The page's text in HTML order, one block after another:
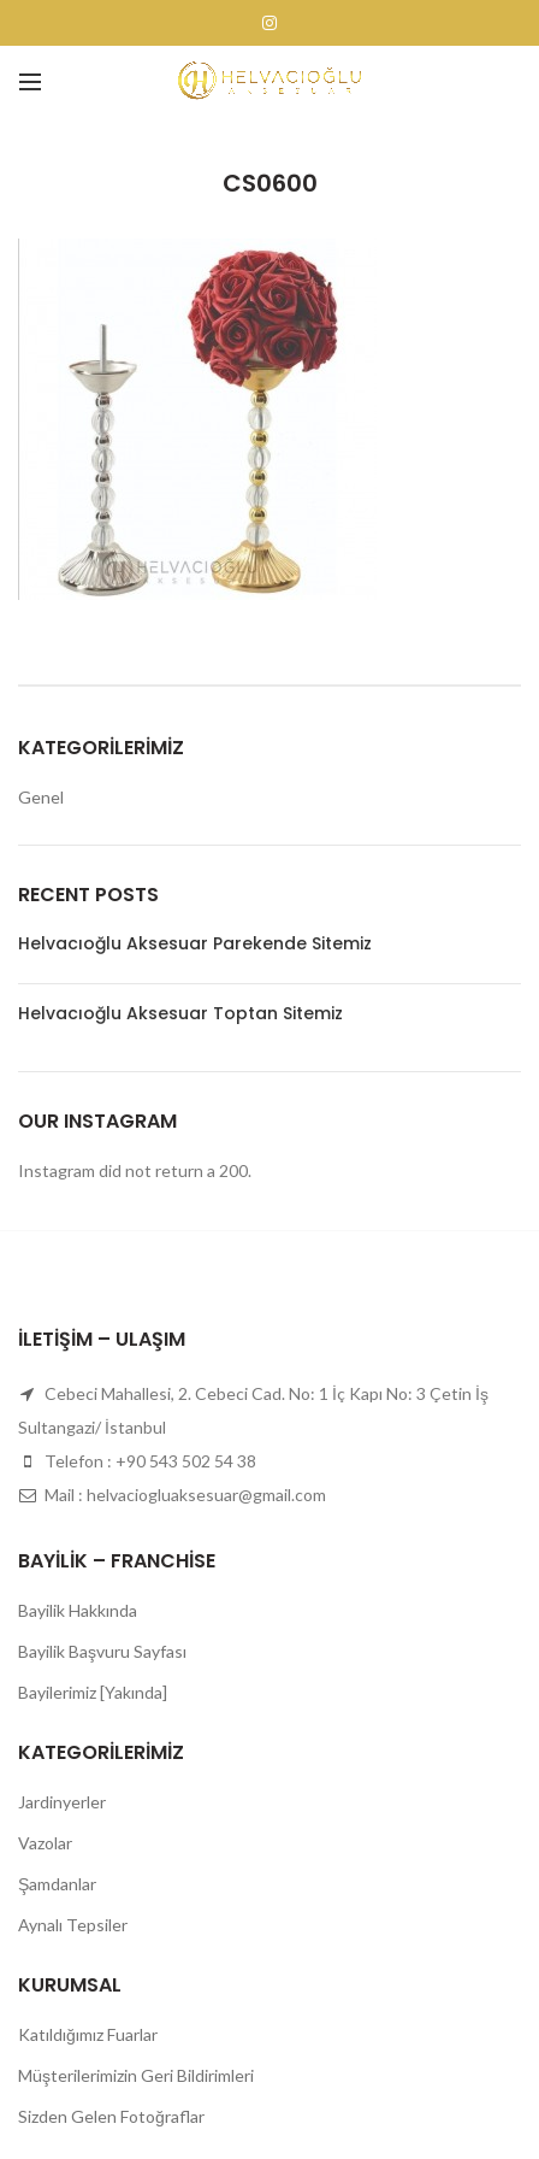
CS0600
KATEGORILERIMIZ
Genel
RECENT POSTS
Helvacıoğlu Aksesuar Parekende Sitemiz
Helvacıoğlu Aksesuar Toptan Sitemiz
OUR INSTAGRAM
Instagram did not return a 200.
İLETIŞIM – ULAŞIM
Cebeci Mahallesi, 2. Cebeci Cad. No: 1 İç Kapı No: 3 Çetin İş
Sultangazi/ İstanbul
Telefon : +90 543 502 54 38
Mail : helvaciogluaksesuar@gmail.com
BAYILIK – FRANCHISE
Bayilik Hakkında
Bayilik Başvuru Sayfası
Bayilerimiz [Yakında]
KATEGORILERIMIZ
Jardinyerler
Vazolar
Şamdanlar
Aynalı Tepsiler
KURUMSAL
Katıldığımız Fuarlar
Müşterilerimizin Geri Bildirimleri
Sizden Gelen Fotoğraflar